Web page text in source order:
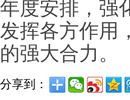
年度安排，强
发挥各方作用
的强大合力。
分享到：